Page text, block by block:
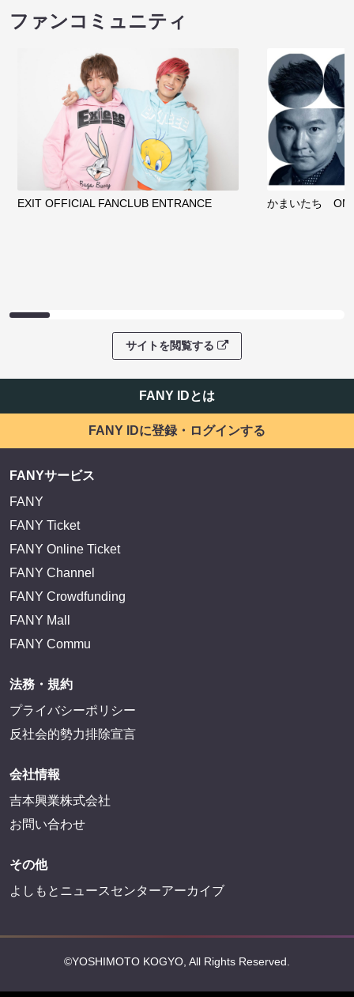
ファンコミュニティ
EXIT OFFICIAL FANCLUB ENTRANCE かまいたち
サイトを閲覧する
FANY IDとは
FANY IDに登録・ログインする
FANYサービス
FANY
FANY Ticket
FANY Online Ticket
FANY Channel
FANY Crowdfunding
FANY Mall
FANY Commu
法務・規約
プライバシーポリシー
反社会的勢力排除宣言
会社情報
吉本興業株式会社
お問い合わせ
その他
よしもとニュースセンターアーカイブ
©YOSHIMOTO KOGYO, All Rights Reserved.